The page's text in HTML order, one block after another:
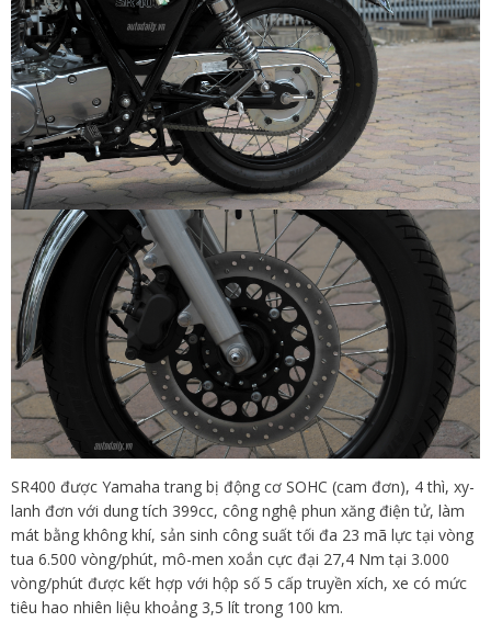
SR400 được Yamaha trang bị động cơ SOHC (cam đơn), 4 thì, xy-
lanh đơn với dung tích 399cc, công nghệ phun xăng điện tử, làm
mát bằng không khí, sản sinh công suất tối đa 23 mã lực tại vòng
tua 6.500 vòng/phút, mô-men xoắn cực đại 27,4 Nm tại 3.000
vòng/phút được kết hợp với hộp số 5 cấp truyền xích, xe có mức
tiêu hao nhiên liệu khoảng 3,5 lít trong 100 km.